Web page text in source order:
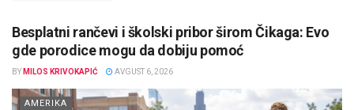
Besplatni rančevi i školski pribor širom Čikaga: Evo
gde porodice mogu da dobiju pomoć
BY MILOS KRIVOKAPIĆ AVGUST 6, 2026
AMERIKA